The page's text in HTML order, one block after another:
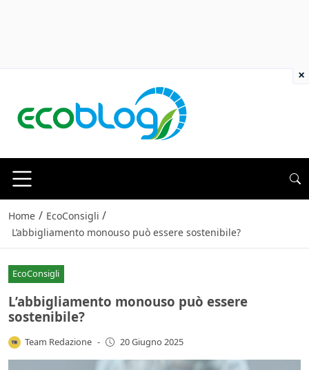
Home / EcoConsigli /
L’abbigliamento monouso può essere sostenibile?
EcoConsigli
L’abbigliamento monouso può essere
sostenibile?
Team Redazione - 20 Giugno 2025
×